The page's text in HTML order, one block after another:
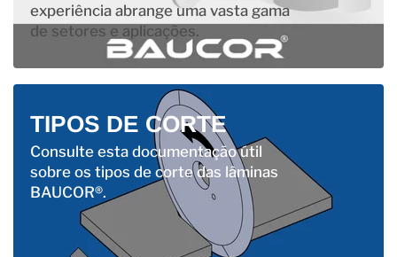
experiência abrange uma vasta gama
de setores e aplicações.
TIPOS DE CORTE
Consulte esta documentação útil
sobre os tipos de corte das lâminas
BAUCOR®.